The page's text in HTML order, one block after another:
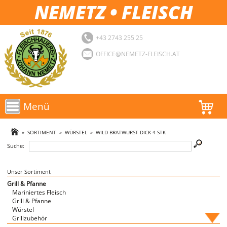
NEMETZ • FLEISCH
+43 2743 255 25
OFFICE@NEMETZ-FLEISCH.AT
Menü
AKTIONEN
SORTIMENT
LOGIN
FAVORITEN
» SORTIMENT» WÜRSTEL» WILD BRATWURST DICK 4 STK
Suche:
Unser Sortiment
Grill & Pfanne
Mariniertes Fleisch
Grill & Pfanne
Würstel
Grillzubehör